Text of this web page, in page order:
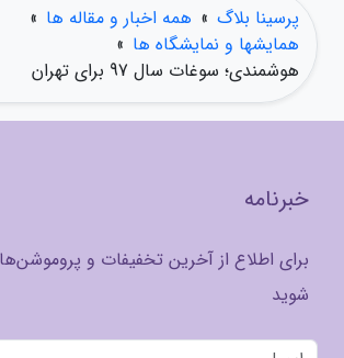
پرسینا بلاگ » همه اخبار و مقاله ها »
همایشها و نمایشگاه ها »
هوشمندی؛ سوغات سال 97 برای تهران
خبرنامه
برای اطلاع از آخرین تخفیفات و
شوید